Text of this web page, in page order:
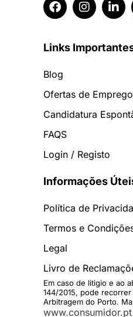
Links
Blog
Ofertas de Emprego
Candidatura
FAQS
Login / Registo
Informações
Política de
Termos e
Legal
Livro de
Em caso de litigio e ao
144/2015, pode
Arbitragem do Porto.
www.consumidor.pt